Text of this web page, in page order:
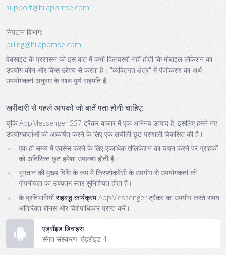
support@‌hi.appmse.com
निपटान विभाग:
billing@‌hi.appmse.com
वेबसाइट के प्रशासन को इस बात में कभी दिलचस्पी नहीं होती कि मोबाइल लोकेशन का
उपयोग कौन और किस उद्देश्य से करता है। "व्यक्तिगत क्षेत्र" में पंजीकरण का अर्थ
उपयोगकर्ता अनुबंध के साथ पूर्ण सहमति है।
खरीदारी से पहले आपको जो बातें पता होनी चाहिए:
चूंकि AppMessenger SS7 ट्रैकर बाज़ार में एक अभिनव उत्पाद है, इसलिए हमने नए
उपयोगकर्ताओं को आकर्षित करने के लिए एक लचीली छूट प्रणाली विकसित की है।
एक ही समय में एक्सेस करने के लिए एकाधिक एप्लिकेशन का चयन करने पर ग्राहकों
को अतिरिक्त छूट हमेशा उपलब्ध होती है।
भुगतान की मुख्य विधि के रूप में क्रिप्टोकरेंसी के उपयोग से उपयोगकर्ता की
गोपनीयता का उच्चतम स्तर सुनिश्चित होता है।
के प्रतिभागियोंसहबद्ध कार्यक्रमAppMessenger ट्रैकर का उपयोग करते समय
अतिरिक्त बोनस और विशेषाधिकार प्राप्त करें।
एंड्रॉइड डिवाइस
संगत संस्करण: एंड्रॉइड 4+